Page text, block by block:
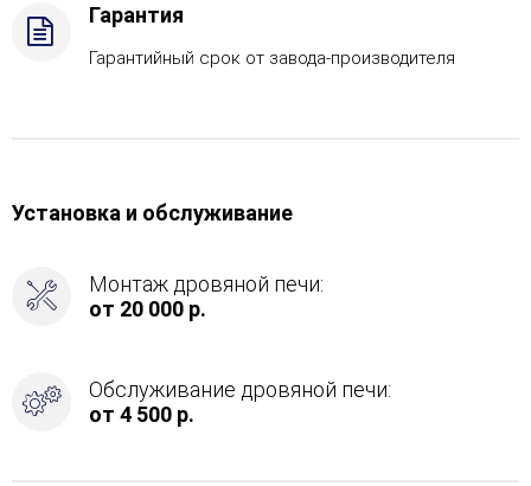
каменку
Гарантия
Гарантийный срок от завода-производителя
Установка и обслуживание
Монтаж дровяной печи:
от 20 000 р.
Обслуживание дровяной печи:
от 4 500 р.